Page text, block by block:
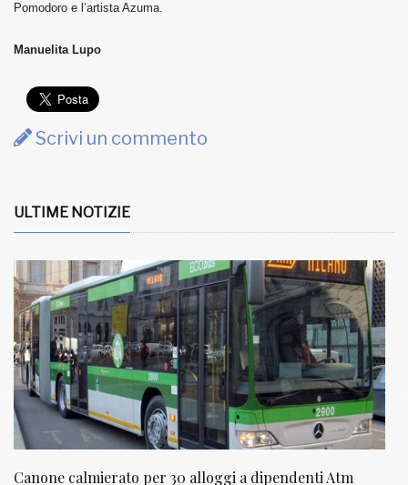
Pomodoro e l’artista Azuma.
Manuelita Lupo
Scrivi un commento
ULTIME NOTIZIE
NATUROPATIA IN BREVE 20/01